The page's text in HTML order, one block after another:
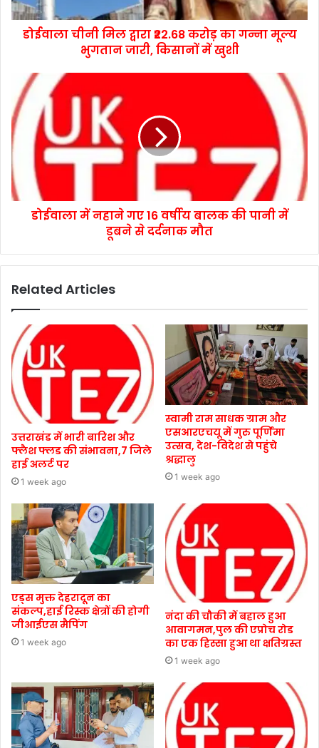
डोईवाला चीनी मिल द्वारा ₹22.68 करोड़ का गन्ना मूल्य
भुगतान जारी, किसानों में खुशी
डोईवाला में नहाने गए 16 वर्षीय बालक की पानी में
डूबने से दर्दनाक मौत
Related Articles
उत्तराखंड में भारी बारिश और
फ्लैश फ्लड की संभावना,7 जिले
हाई अलर्ट पर
1 week ago
स्वामी राम साधक ग्राम और
एसआरएचयू में गुरु पूर्णिमा
उत्सव, देश-विदेश से पहुंचे
श्रद्धालु
1 week ago
एड्स मुक्त देहरादून का
संकल्प,हाई रिस्क क्षेत्रों की होगी
जीआईएस मैपिंग
1 week ago
नंदा की चौकी में बहाल हुआ
आवागमन,पुल की एप्रोच रोड
का एक हिस्सा हुआ था क्षतिग्रस्त
1 week ago